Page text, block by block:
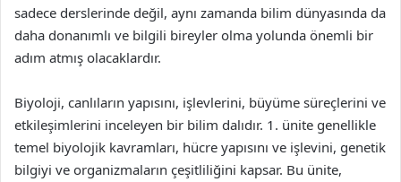
sadece derslerinde değil, aynı zamanda bilim dünyasında da
daha donanımlı ve bilgili bireyler olma yolunda önemli bir
adım atmış olacaklardır.
Biyoloji, canlıların yapısını, işlevlerini, büyüme süreçlerini ve
etkileşimlerini inceleyen bir bilim dalıdır. 1. ünite genellikle
temel biyolojik kavramları, hücre yapısını ve işlevini, genetik
bilgiyi ve organizmaların çeşitliliğini kapsar. Bu ünite,